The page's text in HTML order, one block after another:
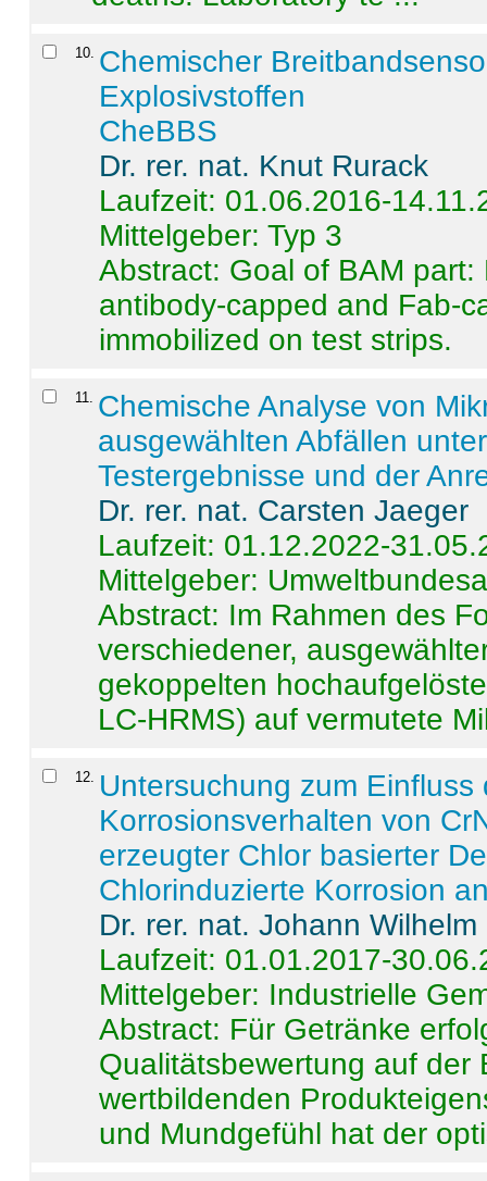
10 Chemischer
Explosivstoffen
CheBBS
Dr. rer. nat. Knut Rurack
Laufzeit: 01.06.2016-
Mittelgeber: Typ 3
Abstract: Goal of BAM
antibody-capped and Fab-
immobilized on test strips.
11
Chemische Analyse von
ausgewählten Abfällen
Testergebnisse und der
Dr. rer. nat. Carsten Jaeger
Laufzeit: 01.12.2022-
Mittelgeber:
Abstract: Im Rahmen des
verschiedener,
gekoppelten
LC-HRMS) auf vermutete
12
Untersuchung zum
Korrosionsverhalten von
erzeugter Chlor basierter
Chlorinduzierte Korrosion
Dr. rer. nat. Johann
Laufzeit: 01.01.2017-
Mittelgeber: Industrielle
Abstract: Für Getränke
Qualitätsbewertung auf der
wertbildenden
und Mundgefühl hat der